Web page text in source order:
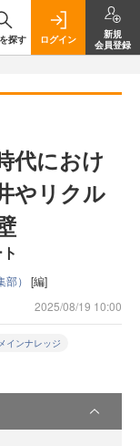
探す ログイン
新規
会員登録
代におけ
やリクル
） [編]
2025/08/19 10:00
インナレッジ